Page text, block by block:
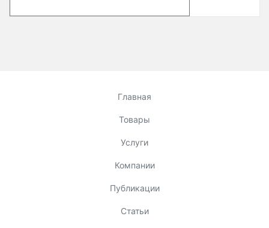
Главная
Товары
Услуги
Компании
Публикации
Статьи